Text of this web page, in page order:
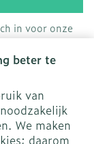
beter te
van
We maken
daarom
in voor onze
policy.